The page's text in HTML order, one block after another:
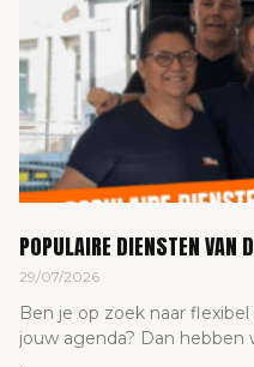
POPULAIRE DIENSTEN VAN
29/07/2026
Ben je op zoek naar
jouw agenda? Dan hebben